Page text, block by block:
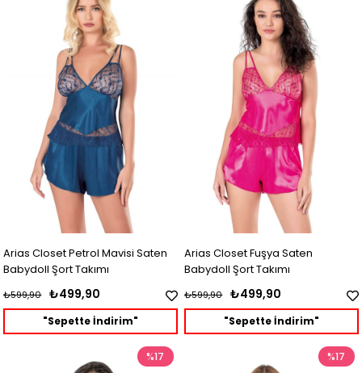
Arias Closet Petrol Mavisi Saten
Babydoll Şort Takımı
₺499,90
₺599,90
"Sepette İndirim"
Arias Closet Fuşya Saten
Babydoll Şort Takımı
₺499,90
₺599,90
"Sepette İndirim"
%17 %17